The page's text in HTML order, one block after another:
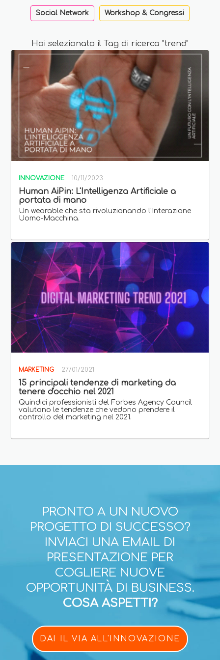
Social Network Workshop & Congressi
Hai selezionato il Tag di ricerca "trend"
INNOVAZIONE 10/11/2023
Human AiPin: L'Intelligenza Artificiale a
portata di mano
Un wearable che sta rivoluzionando l'Interazione
Uomo-Macchina.
MARKETING 27/01/2021
15 principali tendenze di marketing da
tenere d'occhio nel 2021
Quindici professionisti del Forbes Agency Council
valutano le tendenze che vedono prendere il
controllo del marketing nel 2021.
PRONTO A UN NUOVO
PROGETTO DI SUCCESSO?
INVIACI UNA EMAIL DI
PRESENTAZIONE PER
COGLIERE NUOVE
OPPORTUNITÀ DI BUSINESS.
COSA ASPETTI?
DAI IL VIA ALL'INNOVAZIONE